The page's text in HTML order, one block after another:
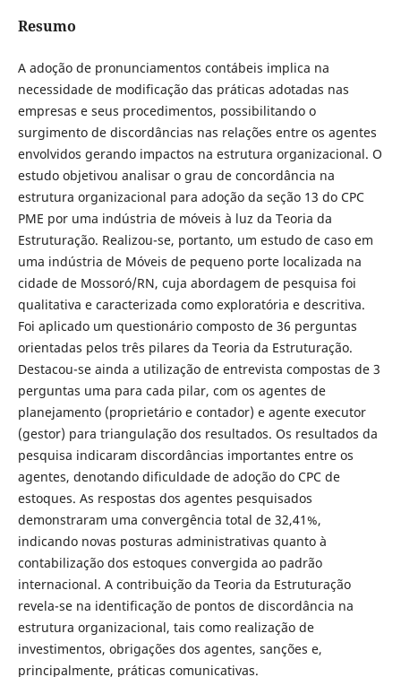
Resumo
A adoção de pronunciamentos contábeis implica na
necessidade de modificação das práticas adotadas nas
empresas e seus procedimentos, possibilitando o
surgimento de discordâncias nas relações entre os agentes
envolvidos gerando impactos na estrutura organizacional. O
estudo objetivou analisar o grau de concordância na
estrutura organizacional para adoção da seção 13 do CPC
PME por uma indústria de móveis à luz da Teoria da
Estruturação. Realizou-se, portanto, um estudo de caso em
uma indústria de Móveis de pequeno porte localizada na
cidade de Mossoró/RN, cuja abordagem de pesquisa foi
qualitativa e caracterizada como exploratória e descritiva.
Foi aplicado um questionário composto de 36 perguntas
orientadas pelos três pilares da Teoria da Estruturação.
Destacou-se ainda a utilização de entrevista compostas de 3
perguntas uma para cada pilar, com os agentes de
planejamento (proprietário e contador) e agente executor
(gestor) para triangulação dos resultados. Os resultados da
pesquisa indicaram discordâncias importantes entre os
agentes, denotando dificuldade de adoção do CPC de
estoques. As respostas dos agentes pesquisados
demonstraram uma convergência total de 32,41%,
indicando novas posturas administrativas quanto à
contabilização dos estoques convergida ao padrão
internacional. A contribuição da Teoria da Estruturação
revela-se na identificação de pontos de discordância na
estrutura organizacional, tais como realização de
investimentos, obrigações dos agentes, sanções e,
principalmente, práticas comunicativas.